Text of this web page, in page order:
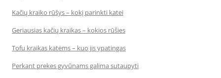
Kačių kraiko rūšys – kokį parinkti katei
Geriausias kačių kraikas – kokios rūšies
Tofu kraikas katėms – kuo jis ypatingas
Perkant prekes gyvūnams galima sutaupyti